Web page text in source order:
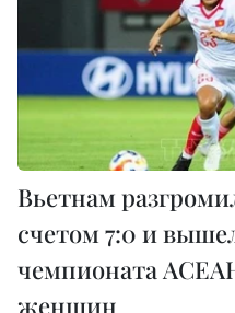
Вьетнам
счетом 7:0 и
чемпионата
женщин